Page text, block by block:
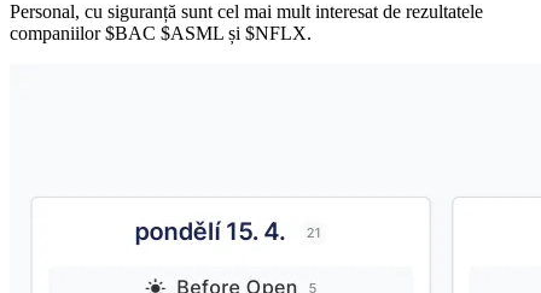
Personal, cu siguranță sunt cel mai mult interesat de rezultatele
companiilor$BAC $ASML și $NFLX.